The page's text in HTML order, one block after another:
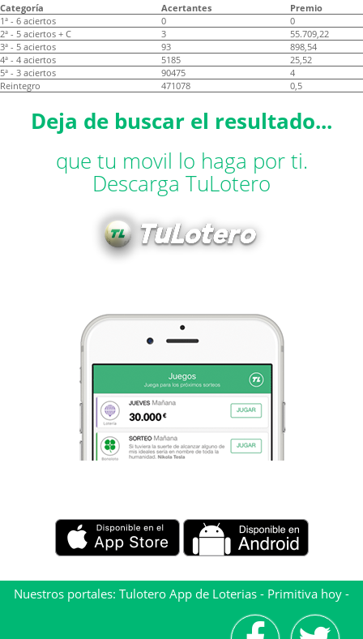
Categoría Acertantes
Premio
1ª - 6 aciertos
0
0
2ª - 5 aciertos + C
3
55.709,22
3ª - 5 aciertos
93
898,54
4ª - 4 aciertos
5185
25,52
5ª - 3 aciertos
90475
4
Reintegro
471078 0,5
Deja de buscar el resultado...
que tu movil lo haga por ti.
Descarga TuLotero
Nuestros portales: Tulotero App de Loterias - Primitiva hoy -